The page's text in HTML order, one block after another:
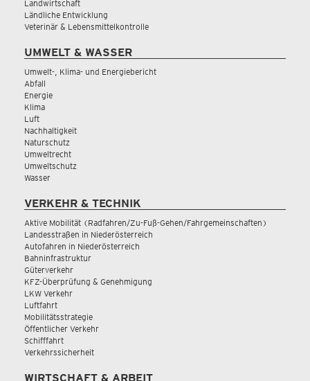
Landwirtschaft
Ländliche Entwicklung
Veterinär & Lebensmittelkontrolle
UMWELT & WASSER
Umwelt-, Klima- und Energiebericht
Abfall
Energie
Klima
Luft
Nachhaltigkeit
Naturschutz
Umweltrecht
Umweltschutz
Wasser
VERKEHR & TECHNIK
Aktive Mobilität (Radfahren/Zu-Fuß-Gehen/Fahrgemeinschaften)
Landesstraßen in Niederösterreich
Autofahren in Niederösterreich
Bahninfrastruktur
Güterverkehr
KFZ-Überprüfung & Genehmigung
LKW Verkehr
Luftfahrt
Mobilitätsstrategie
Öffentlicher Verkehr
Schifffahrt
Verkehrssicherheit
WIRTSCHAFT & ARBEIT